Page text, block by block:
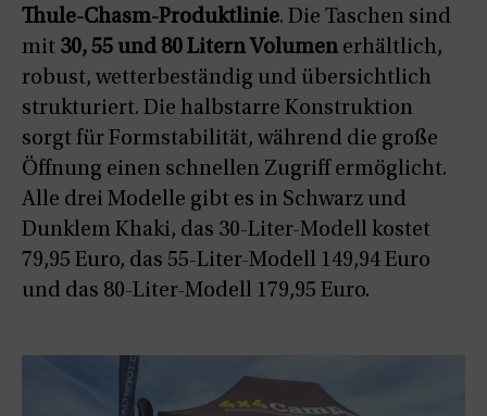
Thule-Chasm-Produktlinie. Die Taschen sind
mit 30, 55 und 80 Litern Volumen erhältlich,
robust, wetterbeständig und übersichtlich
strukturiert. Die halbstarre Konstruktion
sorgt für Formstabilität, während die große
Öffnung einen schnellen Zugriff ermöglicht.
Alle drei Modelle gibt es in Schwarz und
Dunklem Khaki, das 30-Liter-Modell kostet
79,95 Euro, das 55-Liter-Modell 149,94 Euro
und das 80-Liter-Modell 179,95 Euro.